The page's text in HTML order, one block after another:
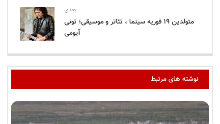
بعدی
متولدین ۱۹ فوریه سینما ، تئاتر و موسیقی؛ تونی
آیومی
نوشته های مرتبط